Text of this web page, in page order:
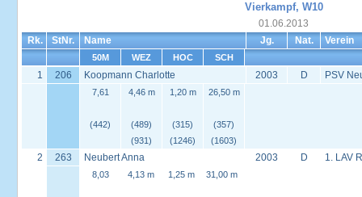
Vierkampf, W10
01.06.2013
Rk.
StNr. Name Jg. Nat. Verein
50M WEZ HOC SCH
1 206 Koopmann Charlotte 2003 D PSV
7,61
(442)
4,46 m
(489)
(931)
1,20 m
(315)
(1246)
26,50 m
(357)
(1603)
2 263 Neubert Anna 2003 D 1. LAV
8,03 4,13 m 1,25 m 31,00 m